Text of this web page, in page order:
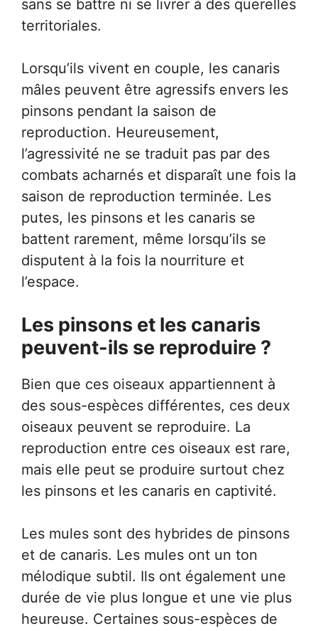
sans se battre ni se livrer à des querelles
territoriales.
Lorsqu’ils vivent en couple, les canaris
mâles peuvent être agressifs envers les
pinsons pendant la saison de
reproduction. Heureusement,
l’agressivité ne se traduit pas par des
combats acharnés et disparaît une fois la
saison de reproduction terminée. Les
putes, les pinsons et les canaris se
battent rarement, même lorsqu’ils se
disputent à la fois la nourriture et
l’espace.
Les pinsons et les canaris
peuvent-ils se reproduire ?
Bien que ces oiseaux appartiennent à
des sous-espèces différentes, ces deux
oiseaux peuvent se reproduire. La
reproduction entre ces oiseaux est rare,
mais elle peut se produire surtout chez
les pinsons et les canaris en captivité.
Les mules sont des hybrides de pinsons
et de canaris. Les mules ont un ton
mélodique subtil. Ils ont également une
durée de vie plus longue et une vie plus
heureuse. Certaines sous-espèces de